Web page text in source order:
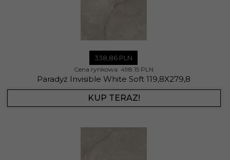
338, 86 PLN
Cena rynkowa: 498.15 PLN
Paradyż Invisible White Soft 119,8X279,8
KUP TERAZ!